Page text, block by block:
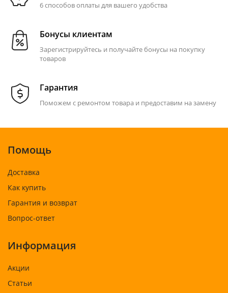
6 способов оплаты для вашего удобства
Бонусы клиентам
Зарегистрируйтесь и получайте бонусы на покупку
товаров
Гарантия
Поможем с ремонтом товара и предоставим на замену
Помощь
Доставка
Как купить
Гарантия и возврат
Вопрос-ответ
Информация
Акции
Статьи